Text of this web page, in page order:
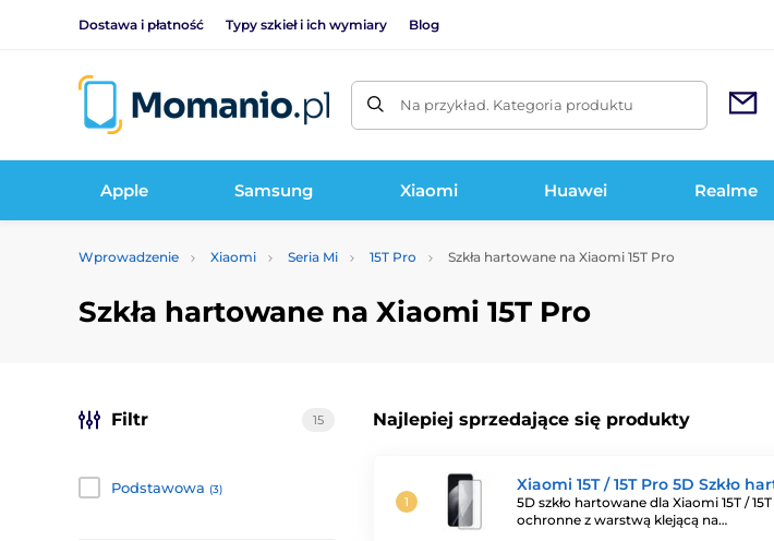
Dostawa i płatność Typy szkieł i ich wymiary Blog
Na przykład. Kategoria produktu
Apple Samsung Xiaomi Huawei Realme
Wprowadzenie Xiaomi Seria Mi 15T Pro Szkła hartowane na Xiaomi 15T Pro
Szkła hartowane na Xiaomi 15T Pro
Najlepiej sprzedające się produkty
Xiaomi 15T / 15T Pro 5D Szkło
5D szkło hartowane dla Xiaomi 15T /
ochronne z warstwą klejącą na…
Filtr 15
Podstawowa (3)